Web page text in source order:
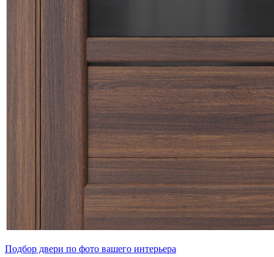
Подбор двери по фото вашего интерьера